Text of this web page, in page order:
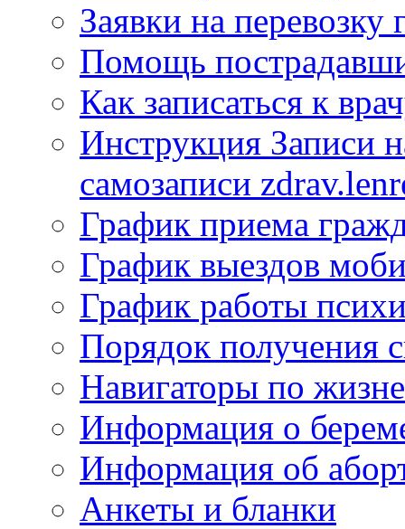
Заявки на перевозку
Помощь
Как записаться к
Инструкция Записи
самозаписи
График приема
График выездов
График работы
Порядок получения
Навигаторы по
Информация о
Информация об
Анкеты и бланки